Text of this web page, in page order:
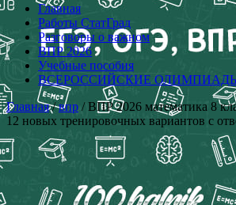
Главная
Работы СтатГрад
Разговоры о важном
ВПР 2026
Учебные пособия
ВСЕРОССИЙСКИЕ
Главная/впр / ВПР 2026 математика 8
12 новых тренировочных вариантов с